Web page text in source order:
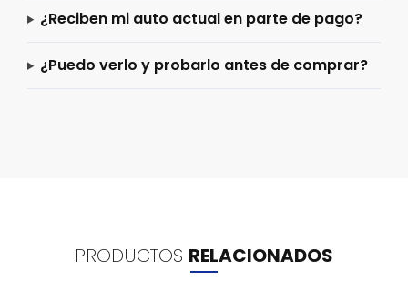
¿Reciben mi auto actual en parte de pago?
¿Puedo verlo y probarlo antes de comprar?
PRODUCTOS RELACIONADOS